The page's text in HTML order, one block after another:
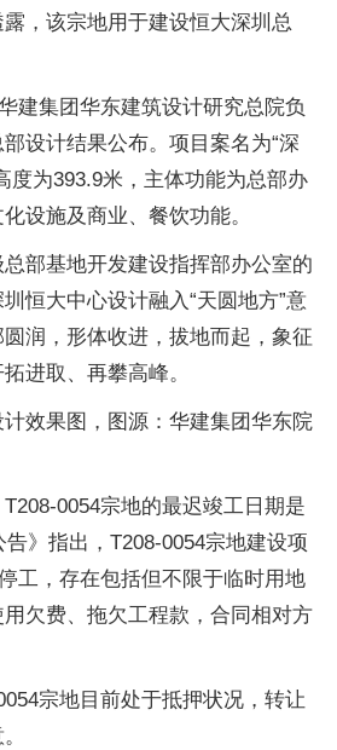
，该宗地用于建设恒大深圳总
建集团华东建筑设计研究总院负
设计结果公布。项目案名为“深
度为393.9米，主体功能为总部办
设施及商业、餐饮功能。
部基地开发建设指挥部办公室的
恒大中心设计融入“天圆地方”意
润，形体收进，拔地而起，象征
进取、再攀高峰。
效果图，图源：华建集团华东院
0054宗地的最迟竣工日期是
》指出，T208-0054宗地建设项
工，存在包括但不限于临时用地
欠费、拖欠工程款，合同相对方
宗地目前处于抵押状况，转让